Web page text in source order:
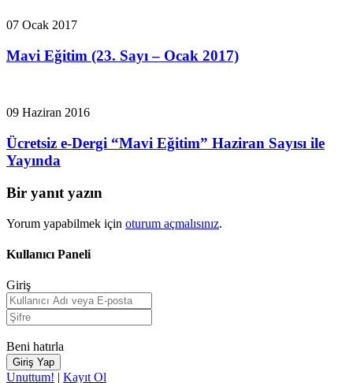
07 Ocak 2017
Mavi Eğitim (23. Sayı – Ocak 2017)
09 Haziran 2016
Ücretsiz e-Dergi “Mavi Eğitim” Haziran Sayısı ile
Yayında
Bir yanıt yazın
Yorum yapabilmek için oturum açmalısınız.
Kullanıcı Paneli
Giriş
Beni hatırla
Unuttum! | Kayıt Ol